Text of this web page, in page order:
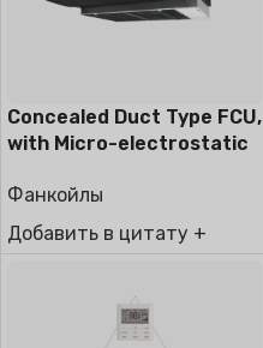
Concealed Duct Type FCU,
with Micro-electrostatic
Фанкойлы
Добавить в цитату +